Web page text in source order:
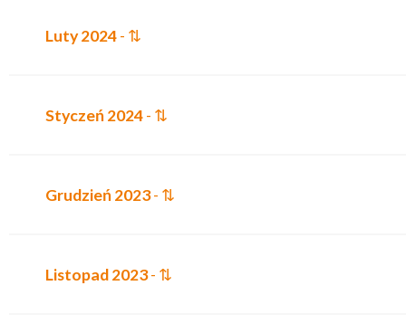
Luty 2024- ⇅
Styczeń 2024- ⇅
Grudzień 2023- ⇅
Listopad 2023- ⇅